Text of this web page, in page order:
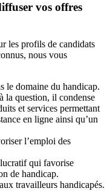
vos offres
les profils de candidats
nous vous
le domaine du handicap.
la question, il condense
et services permettant
en ligne ainsi qu’un
l’emploi des
qui favorise
de handicap.
travailleurs handicapés.